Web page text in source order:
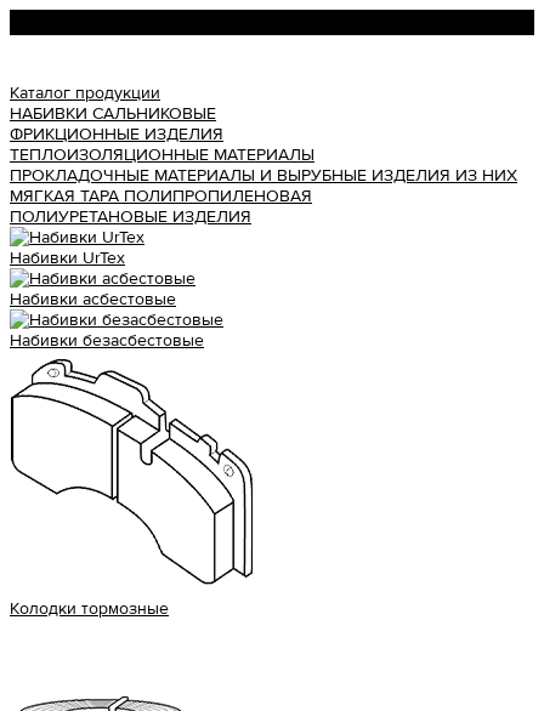
Каталог продукции
НАБИВКИ САЛЬНИКОВЫЕ
ФРИКЦИОННЫЕ ИЗДЕЛИЯ
ТЕПЛОИЗОЛЯЦИОННЫЕ МАТЕРИАЛЫ
ПРОКЛАДОЧНЫЕ МАТЕРИАЛЫ И ВЫРУБНЫЕ ИЗДЕЛИЯ ИЗ НИХ
МЯГКАЯ ТАРА ПОЛИПРОПИЛЕНОВАЯ
ПОЛИУРЕТАНОВЫЕ ИЗДЕЛИЯ
Набивки UrTex
Набивки асбестовые
Набивки безасбестовые
Колодки тормозные